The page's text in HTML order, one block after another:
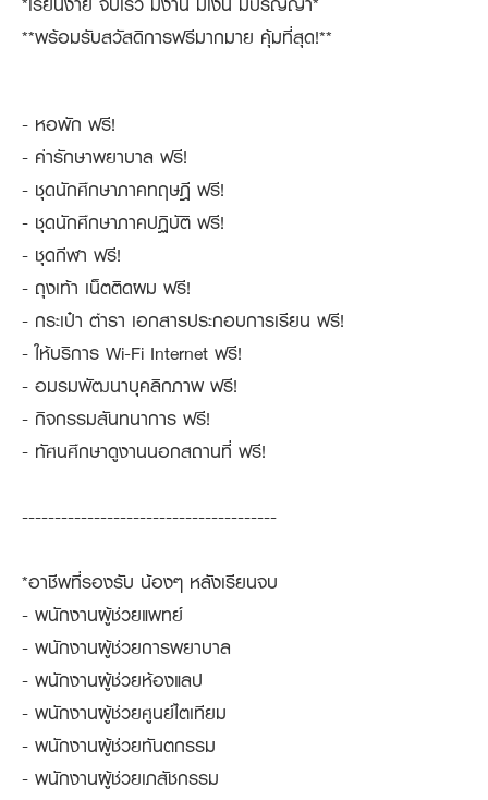
**พร้อมรับสวัสดิการฟรีมากมาย คุ้มที่สุด!**
- หอพัก ฟรี!
- ค่ารักษาพยาบาล ฟรี!
- ชุดนักศึกษาภาคทฤษฎี ฟรี!
- ชุดนักศึกษาภาคปฏิบัติ ฟรี!
- ชุดกีฬา ฟรี!
- ถุงเท้า เน็ตติดผม ฟรี!
- กระเป๋า ตำรา เอกสารประกอบการเรียน ฟรี!
- ให้บริการ Wi-Fi Internet ฟรี!
- อมรมพัฒนาบุคลิกภาพ ฟรี!
- กิจกรรมสันทนาการ ฟรี!
- ทัศนศึกษาดูงานนอกสถานที่ ฟรี!
---------------------------------------
*อาชีพที่รองรับ น้องๆ หลังเรียนจบ
- พนักงานผู้ช่วยแพทย์
- พนักงานผู้ช่วยการพยาบาล
- พนักงานผู้ช่วยห้องแลป
- พนักงานผู้ช่วยศูนย์ไตเทียม
- พนักงานผู้ช่วยทันตกรรม
- พนักงานผู้ช่วยเภสัชกรรม